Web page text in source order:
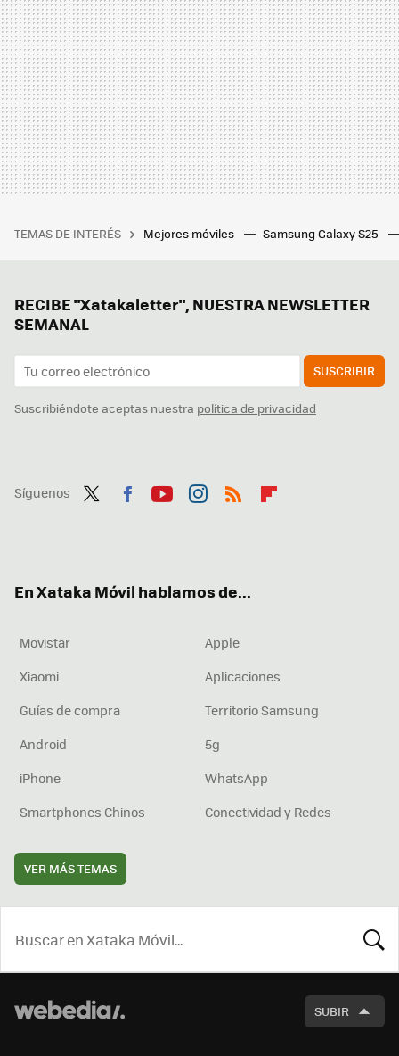
TEMAS DE INTERÉS Mejores móviles Samsung Galaxy S25
RECIBE "Xatakaletter", NUESTRA NEWSLETTER
SEMANAL
SUSCRIBIR
Suscribiéndote aceptas nuestra política de privacidad
Síguenos
En Xataka Móvil hablamos de...
Movistar
Apple
Xiaomi
Aplicaciones
Guías de compra
Territorio Samsung
Android
5g
iPhone
WhatsApp
Smartphones Chinos
Conectividad y Redes
VER MÁS TEMAS
SUBIR